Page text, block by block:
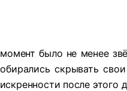
было не менее
скрывать
после этого